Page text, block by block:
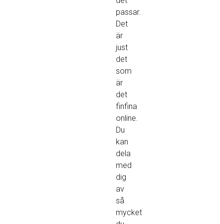
passar.
Det
är
just
det
som
är
det
finfina
online.
Du
kan
dela
med
dig
av
så
mycket